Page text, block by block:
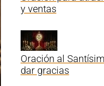
y ventas
Oración al
dar gracias